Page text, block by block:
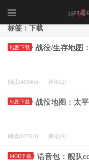
标签：下载
地图下载 战役/生存地图
阅读(40945) 评论(2)
地图下载 战役地图：太
阅读(67310) 评论(4)
MOD下载
语音包：舰队